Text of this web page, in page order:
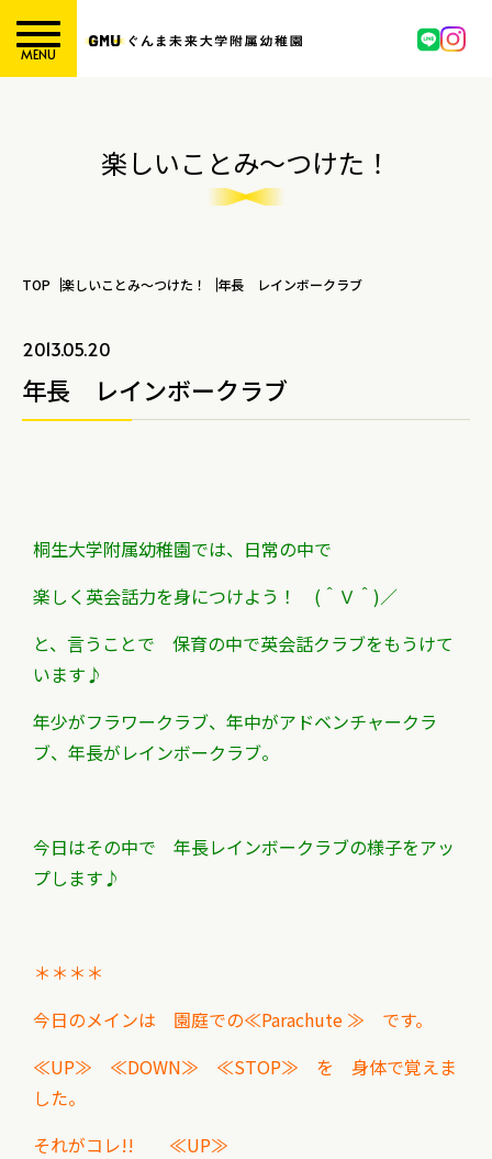
MENU
楽しいことみ～つけた！
TOP 楽しいことみ～つけた！ 年長 レインボークラブ
2013.05.20
年長 レインボークラブ
桐生大学附属幼稚園では、日常の中で
楽しく英会話力を身につけよう！ (＾Ｖ＾)／
と、言うことで 保育の中で英会話クラブをもうけて
います♪
年少がフラワークラブ、年中がアドベンチャークラ
ブ、年長がレインボークラブ。
今日はその中で 年長レインボークラブの様子をアッ
プします♪
＊＊＊＊
今日のメインは 園庭での≪Parachute ≫ です。
≪UP≫ ≪DOWN≫ ≪STOP≫ を 身体で覚えま
した。
それがコレ!! ≪UP≫